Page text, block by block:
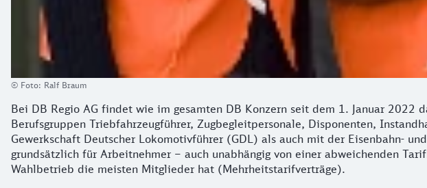
© Foto: Ralf Braum
Bei DB Regio AG findet wie im gesamten DB Konzern seit dem 1. Januar 2022
Berufsgruppen Triebfahrzeugführer, Zugbegleitpersonale, Disponenten,
Gewerkschaft Deutscher Lokomotivführer (GDL) als auch mit der Eisenbahn-
grundsätzlich für Arbeitnehmer – auch unabhängig von einer abweichenden
Wahlbetrieb die meisten Mitglieder hat (Mehrheitstarifverträge).